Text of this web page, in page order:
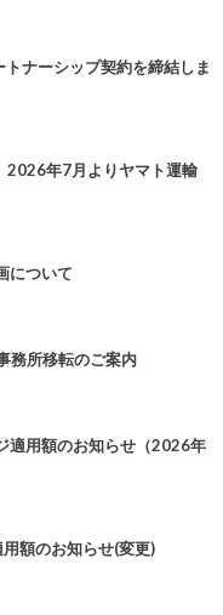
ナーシップ契約を締結しま
2026年7月よりヤマト運輸
について
務所移転のご案内
適用額のお知らせ（2026年
額のお知らせ(変更)